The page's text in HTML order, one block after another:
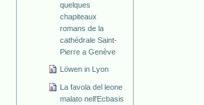
quelques
chapiteaux
romans de la
cathédrale Saint-
Pierre a Genève
Löwen in Lyon
La favola del leone
malato nell'Ecbasis